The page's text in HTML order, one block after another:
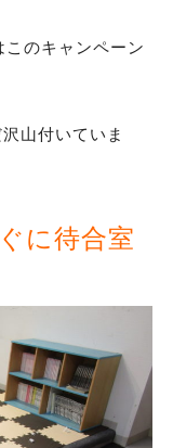
のキャンペーン
山付いていま
に待合室